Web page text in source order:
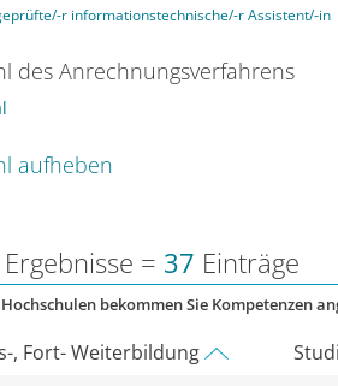
r informationstechnische/-r Assistent/-in
des Anrechnungsverfahrens
aufheben
= 37 Einträge
bekommen Sie Kompetenzen
, Fort- Weiterbildung